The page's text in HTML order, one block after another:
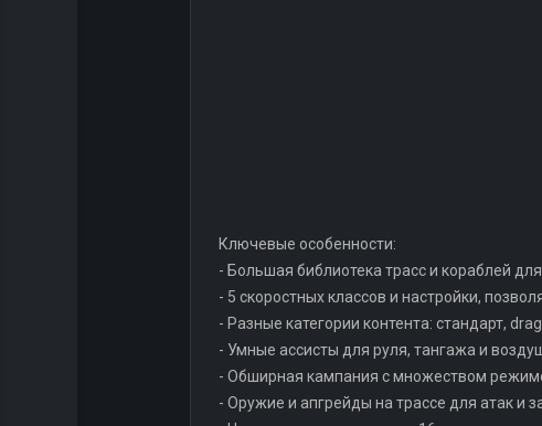
Ключевые особенности:
- Большая библиотека трасс и кораблей
- 5 скоростных классов и настройки,
- Разные категории контента: стандарт,
- Умные ассисты для руля, тангажа и
- Обширная кампания с множеством
- Оружие и апгрейды на трассе для атак и